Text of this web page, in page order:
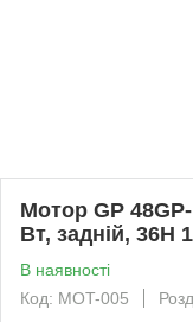
Мотор GP
Вт, задній, 36H
В наявності
Код: MOT-005